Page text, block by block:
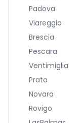
Padova
Viareggio
Brescia
Pescara
Ventimiglia
Prato
Novara
Rovigo